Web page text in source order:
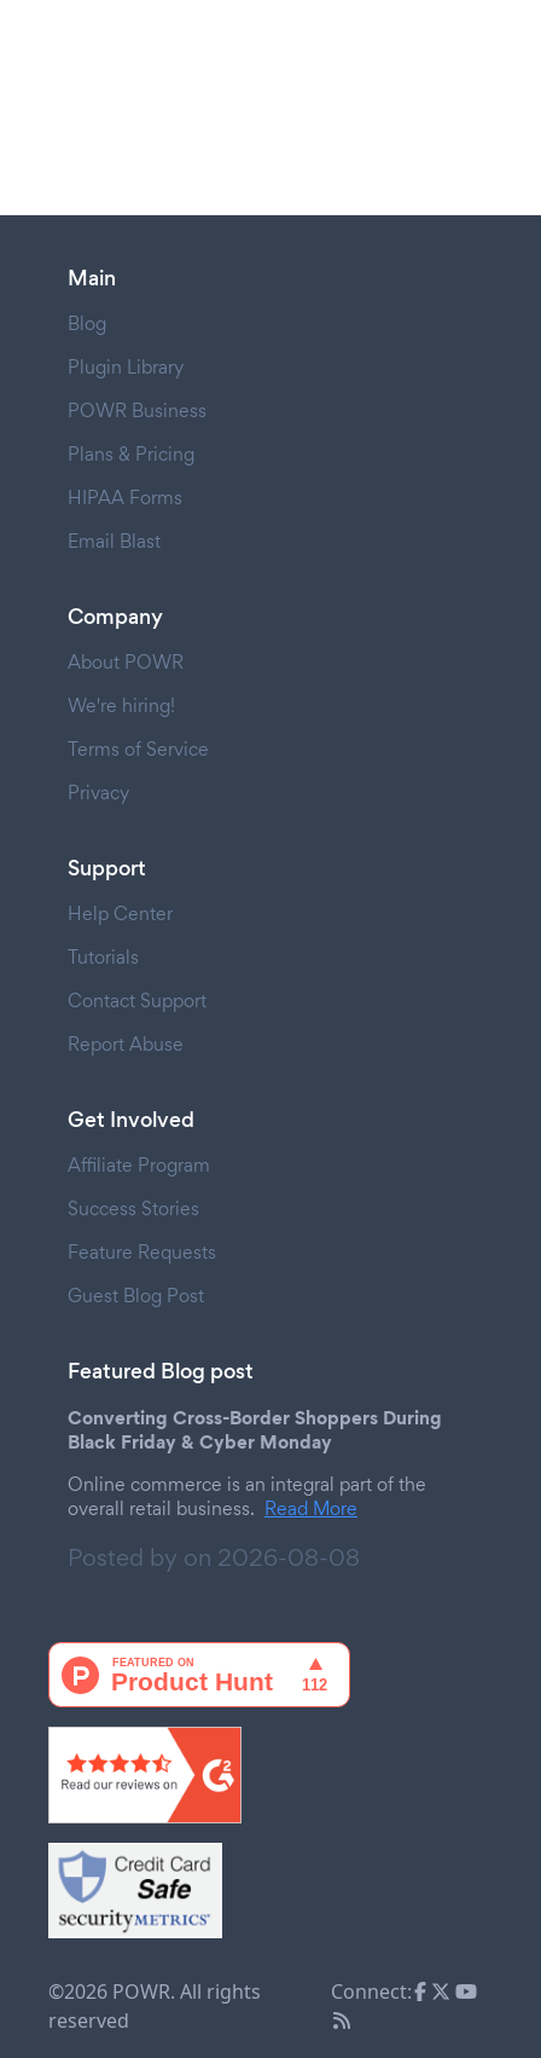
Main
Blog
Plugin Library
POWR Business
Plans & Pricing
HIPAA Forms
Email Blast
Company
About POWR
We're hiring!
Terms of Service
Privacy
Support
Help Center
Tutorials
Contact Support
Report Abuse
Get Involved
Affiliate Program
Success Stories
Feature Requests
Guest Blog Post
Featured Blog post
Converting Cross-Border Shoppers During
Black Friday & Cyber Monday
Online commerce is an integral part of the
overall retail business. Read More
Posted by on 2026-08-08
©2026 POWR. All rights
reserved
Connect: